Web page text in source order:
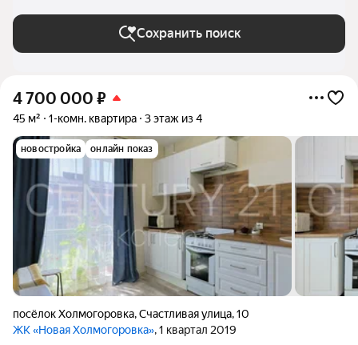
Сохранить поиск
4 700 000 ₽
45 м² 1-комн. квартира 3 этаж из 4
новостройка онлайн показ
посёлок Холмогоровка,Счастливая улица,10
ЖК «Новая Холмогоровка», 1 квартал 2019